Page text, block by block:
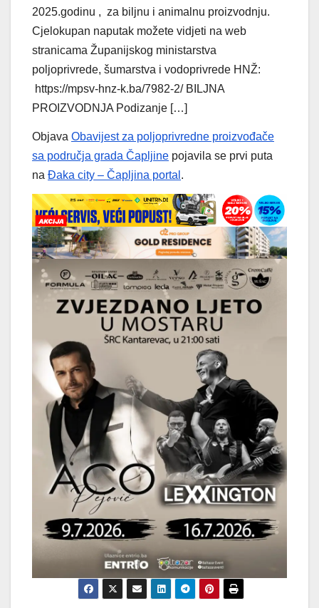
2025.godinu , za biljnu i animalnu proizvodnju.
Cjelokupan naputak možete vidjeti na web
stranicama Županijskog ministarstva
poljoprivrede, šumarstva i vodoprivrede HNŽ:
https://mpsv-hnz-k.ba/7982-2/ BILJNA
PROIZVODNJA Podizanje […]
Objava Obavijest za poljoprivredne proizvođače
sa područja grada Čapljine pojavila se prvi puta
na Đaka city – Čapljina portal .